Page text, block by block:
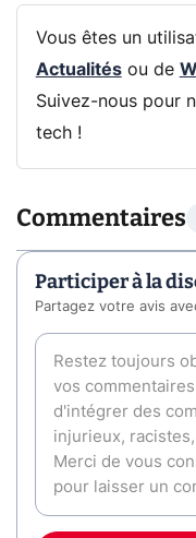
Vous êtes un
Actualitésou de
Suivez-nous pour
tech !
Commentaires
Participer à la
Partagez votre avis